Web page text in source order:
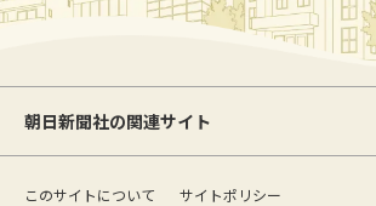
朝日新聞社の関連サイト
このサイトについて
サイトポリシー